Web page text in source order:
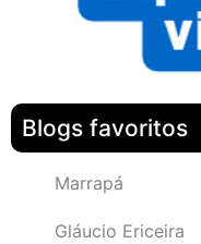
Blogs favoritos
Marrapá
Gláucio Ericeira